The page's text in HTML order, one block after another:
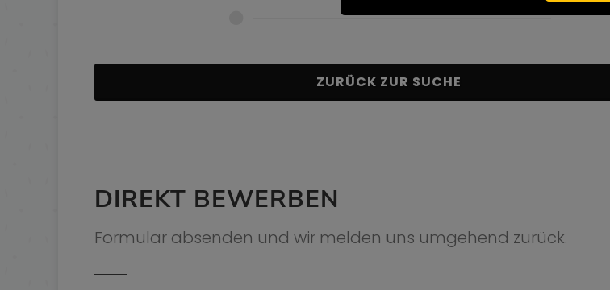
ZURÜCK ZUR SUCHE
DIREKT BEWERBEN
Formular absenden und wir melden uns umgehend zurück.